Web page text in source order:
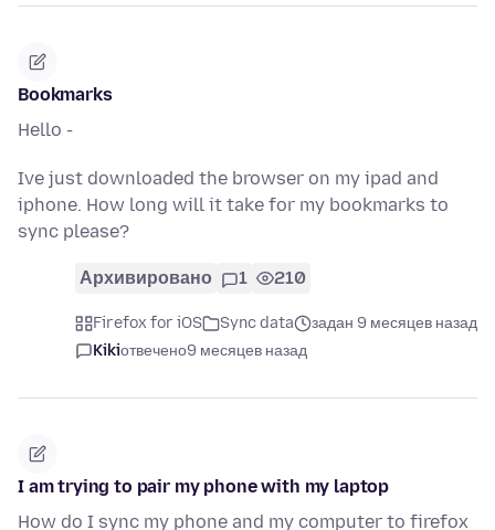
Bookmarks
Hello -
Ive just downloaded the browser on my ipad and
iphone. How long will it take for my bookmarks to
sync please?
Архивировано 1 210
Firefox for iOS Sync data
задан 9 месяцев назад
Kikiотвечено9 месяцев назад
I am trying to pair my phone with my laptop
How do I sync my phone and my computer to firefox